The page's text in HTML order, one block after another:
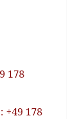
178
178